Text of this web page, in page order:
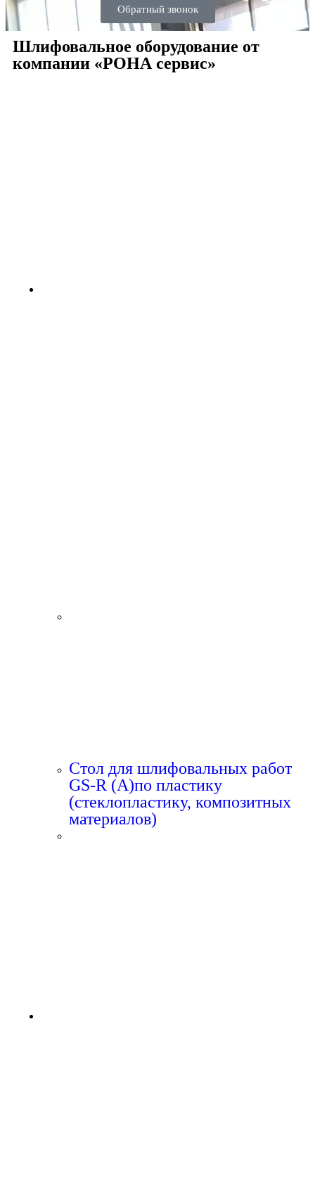
Обратный звонок
Шлифовальное оборудование от
компании «РОНА сервис»
Стол для шлифовальных работ
GS-R (A)по пластику
(стеклопластику, композитных
материалов)